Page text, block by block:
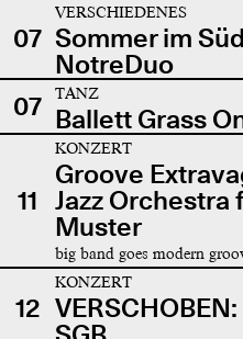
07
VERSCHIEDENES
Sommer im
NotreDuo
07
TANZ
Ballett Grass
11
KONZERT
Groove
Jazz Orchestra
Muster
big band goes modern
12
KONZERT